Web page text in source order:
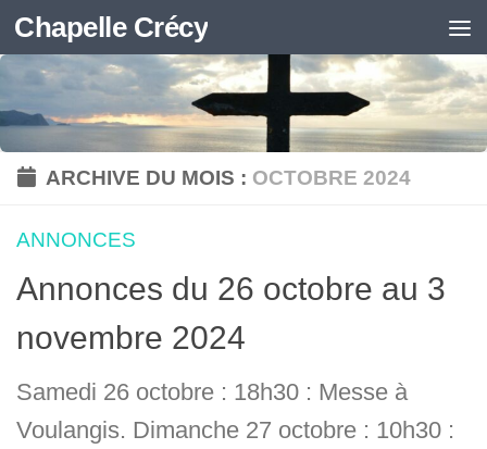
Skip to content
Chapelle Crécy
ARCHIVE DU MOIS : OCTOBRE 2024
ANNONCES
Annonces du 26 octobre au 3
novembre 2024
Samedi 26 octobre : 18h30 : Messe à
Voulangis. Dimanche 27 octobre : 10h30 :